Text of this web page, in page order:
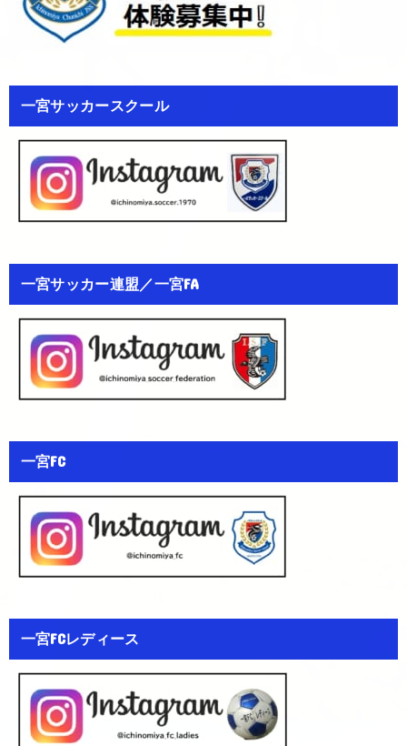
一宮サッカースクール
一宮サッカー連盟／一宮FA
一宮FC
一宮FCレディース